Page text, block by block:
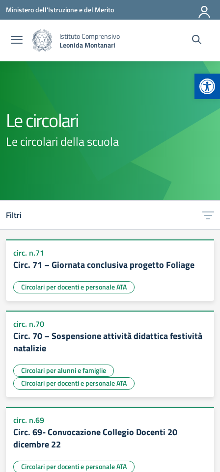
Vai ai contenuti
Vai al menu di navigazione
Vai al footer
Ministero dell'Istruzione e del Merito
Istituto Comprensivo
Leonida Montanari
Le circolari
Le circolari della scuola
Filtri
circ. n.71
Circ. 71 – Giornata conclusiva progetto Foliage
Circolari per docenti e personale ATA
circ. n.70
Circ. 70 – Sospensione attività didattica festività
natalizie
Circolari per alunni e famiglie
Circolari per docenti e personale ATA
circ. n.69
Circ. 69- Convocazione Collegio Docenti 20
dicembre 22
Circolari per docenti e personale ATA